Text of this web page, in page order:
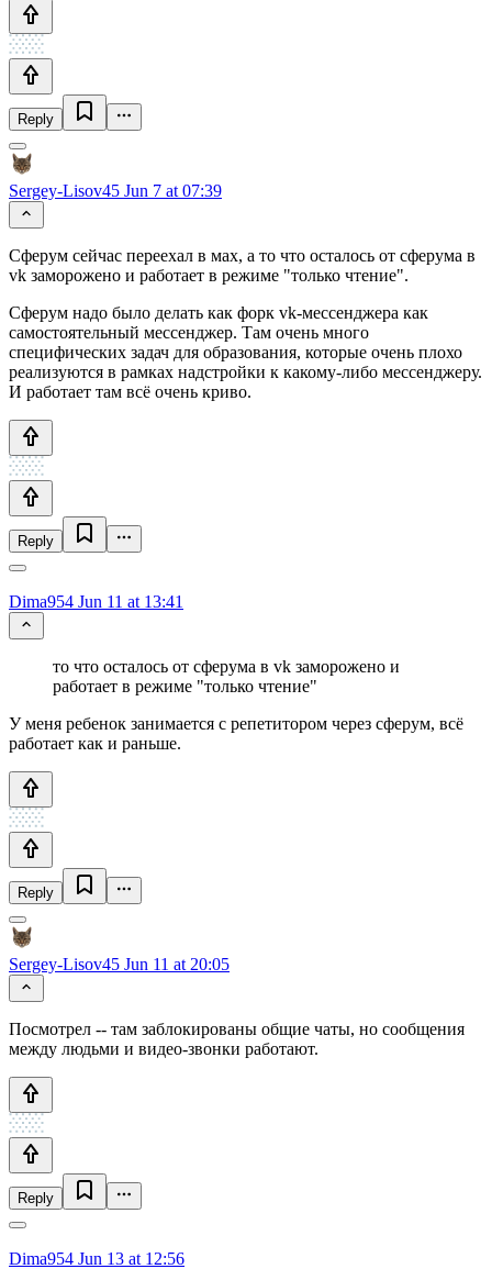
Reply
Sergey-Lisov45 Jun 7 at 07:39
Сферум сейчас переехал в мах, а то что осталось от сферума в
vk заморожено и работает в режиме "только чтение".
Сферум надо было делать как форк vk-мессенджера как
самостоятельный мессенджер. Там очень много
специфических задач для образования, которые очень плохо
реализуются в рамках надстройки к какому-либо мессенджеру.
И работает там всё очень криво.
Reply
Dima954 Jun 11 at 13:41
то что осталось от сферума в vk заморожено и
работает в режиме "только чтение"
У меня ребенок занимается с репетитором через сферум, всё
работает как и раньше.
Reply
Sergey-Lisov45 Jun 11 at 20:05
Посмотрел -- там заблокированы общие чаты, но сообщения
между людьми и видео-звонки работают.
Reply
Dima954 Jun 13 at 12:56